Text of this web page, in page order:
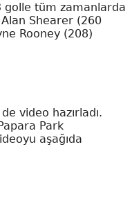
golle tüm zamanlarda
Alan Shearer (260
Rooney (208)
video hazırladı.
Park
aşağıda